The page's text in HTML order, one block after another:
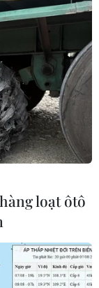
đời sống dân
cau để những
mới. (Ảnh:
loạt ôtô